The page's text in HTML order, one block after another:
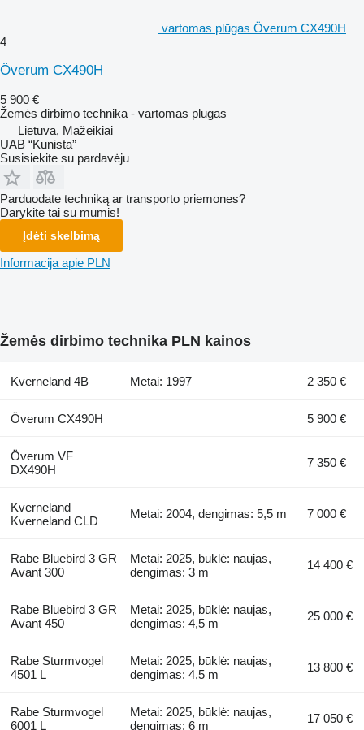
vartomas plūgas Överum CX490H
4
Överum CX490H
5 900 €
Žemės dirbimo technika - vartomas plūgas
Lietuva, Mažeikiai
UAB “Kunista”
Susisiekite su pardavėju
Parduodate techniką ar transporto priemones?
Darykite tai su mumis!
Įdėti skelbimą
Informacija apie PLN
Žemės dirbimo technika PLN kainos
Kverneland 4B Metai: 1997 2 350 €
Överum CX490H 5 900 €
Överum VF
DX490H
7 350 €
Kverneland
Kverneland CLD
Metai: 2004, dengimas: 5,5 m 7 000 €
Rabe Bluebird 3 GR
Avant 300
Metai: 2025, būklė: naujas,
dengimas: 3 m
14 400 €
Rabe Bluebird 3 GR
Avant 450
Metai: 2025, būklė: naujas,
dengimas: 4,5 m
25 000 €
Rabe Sturmvogel
4501 L
Metai: 2025, būklė: naujas,
dengimas: 4,5 m
13 800 €
Rabe Sturmvogel
6001 L
Metai: 2025, būklė: naujas,
dengimas: 6 m
17 050 €